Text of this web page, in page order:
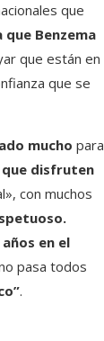
que
Benzema
que están en
que se
mucho para
que disfruten
con muchos
.
en el
pasa todos
.